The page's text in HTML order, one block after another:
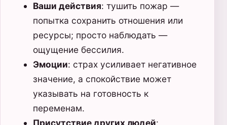
Ваши действия: тушить пожар —
попытка сохранить отношения или
ресурсы; просто наблюдать —
ощущение бессилия.
Эмоции: страх усиливает негативное
значение, а спокойствие может
указывать на готовность к
переменам.